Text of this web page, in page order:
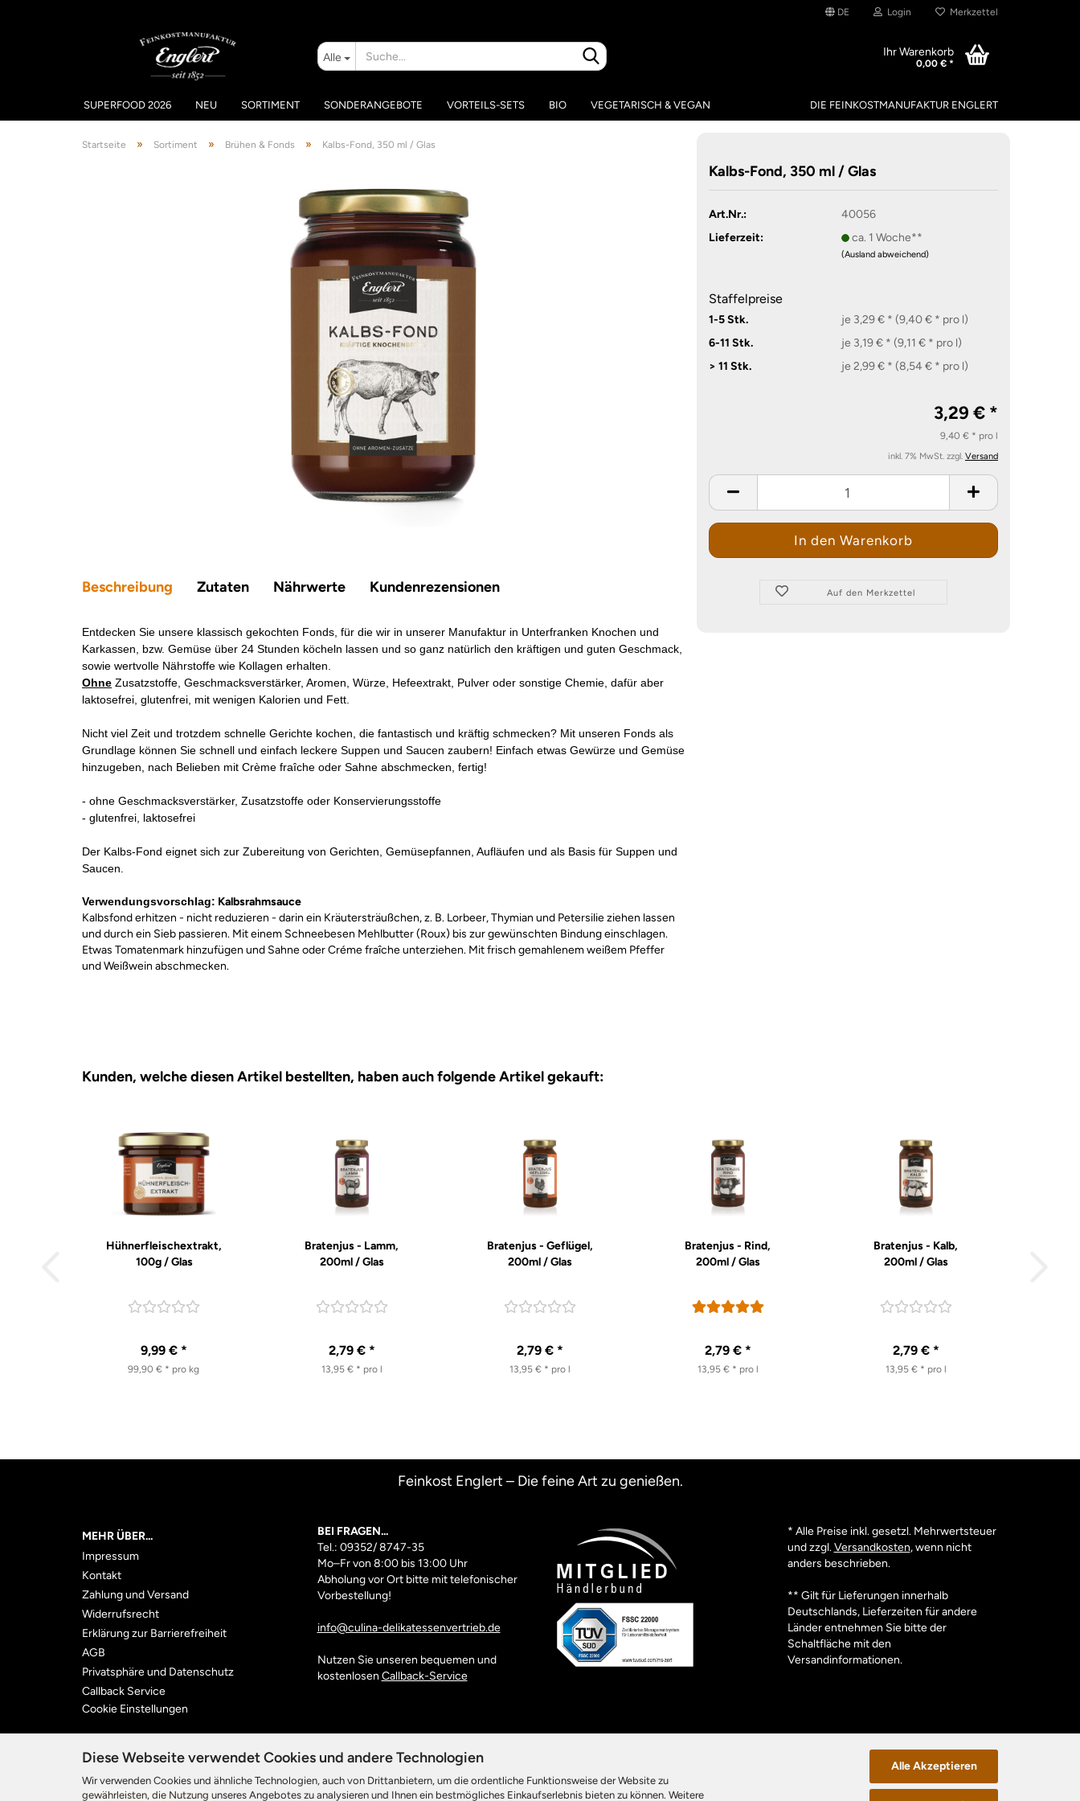
Diese Webseite verwendet Cookies und andere Technologien
Wir verwenden Cookies und ähnliche Technologien, auch von Drittanbietern, um die ordentliche Funktionsweise der Website zu
gewährleisten, die Nutzung unseres Angebotes zu analysieren und Ihnen ein bestmögliches Einkaufserlebnis bieten zu können. Weitere
Alle Akzeptieren
DE Login Merkzettel
Alle
Suche... Ihr Warenkorb
0,00 € *
SUPERFOOD 2026 NEU SORTIMENT SONDERANGEBOTE VORTEILS-SETS BIO VEGETARISCH & VEGAN DIE FEINKOSTMANUFAKTUR ENGLERT
Startseite » Sortiment » Brühen & Fonds » Kalbs-Fond, 350 ml / Glas
Kalbs-Fond, 350 ml / Glas
Art.Nr.:
40056
Lieferzeit:
ca. 1 Woche**
(Ausland abweichend)
Staffelpreise
1-5 Stk.
je 3,29 € * (9,40 € * pro l)
6-11 Stk.
je 3,19 € * (9,11 € * pro l)
> 11 Stk.
je 2,99 € * (8,54 € * pro l)
3,29 € *
9,40 € * pro l
inkl. 7% MwSt. zzgl. Versand
Auf den Merkzettel
Beschreibung Zutaten Nährwerte Kundenrezensionen
Entdecken Sie unsere klassisch gekochten Fonds, für die wir in unserer Manufaktur in Unterfranken Knochen und
Karkassen, bzw. Gemüse über 24 Stunden köcheln lassen und so ganz natürlich den kräftigen und guten Geschmack,
sowie wertvolle Nährstoffe wie Kollagen erhalten.
Ohne Zusatzstoffe, Geschmacksverstärker, Aromen, Würze, Hefeextrakt, Pulver oder sonstige Chemie, dafür aber
laktosefrei, glutenfrei, mit wenigen Kalorien und Fett.
Nicht viel Zeit und trotzdem schnelle Gerichte kochen, die fantastisch und kräftig schmecken? Mit unseren Fonds als
Grundlage können Sie schnell und einfach leckere Suppen und Saucen zaubern! Einfach etwas Gewürze und Gemüse
hinzugeben, nach Belieben mit Crème fraîche oder Sahne abschmecken, fertig!
- ohne Geschmacksverstärker, Zusatzstoffe oder Konservierungsstoffe
- glutenfrei, laktosefrei
Der Kalbs-Fond eignet sich zur Zubereitung von Gerichten, Gemüsepfannen, Aufläufen und als Basis für Suppen und
Saucen.
Verwendungsvorschlag: Kalbsrahmsauce
Kalbsfond erhitzen - nicht reduzieren - darin ein Kräutersträußchen, z. B. Lorbeer, Thymian und Petersilie ziehen lassen
und durch ein Sieb passieren. Mit einem Schneebesen Mehlbutter (Roux) bis zur gewünschten Bindung einschlagen.
Etwas Tomatenmark hinzufügen und Sahne oder Créme fraîche unterziehen. Mit frisch gemahlenem weißem Pfeffer
und Weißwein abschmecken.
Kunden, welche diesen Artikel bestellten, haben auch folgende Artikel gekauft:
Hühnerfleischextrakt,
100g / Glas
9,99 € *
99,90 € * pro kg
Bratenjus - Lamm,
200ml / Glas
2,79 € *
13,95 € * pro l
Bratenjus - Geflügel,
200ml / Glas
2,79 € *
13,95 € * pro l
Bratenjus - Rind,
200ml / Glas
2,79 € *
13,95 € * pro l
Bratenjus - Kalb,
200ml / Glas
2,79 € *
13,95 € * pro l
Feinkost Englert – Die feine Art zu genießen.
MEHR ÜBER...
Impressum
Kontakt
Zahlung und Versand
Widerrufsrecht
Erklärung zur Barrierefreiheit
AGB
Privatsphäre und Datenschutz
Callback Service
Cookie Einstellungen
BEI FRAGEN...
Tel.: 09352/ 8747-35
Mo–Frvon 8:00 bis 13:00 Uhr
Abholung vor Ort bitte mit telefonischer
Vorbestellung!
info@culina-delikatessenvertrieb.de
Nutzen Sie unseren bequemen und
kostenlosen Callback-Service
* Alle Preise inkl. gesetzl. Mehrwertsteuer
und zzgl.Versandkosten, wenn nicht
anders beschrieben.
** Gilt für Lieferungen innerhalb
Deutschlands, Lieferzeiten für andere
Länder entnehmen Sie bitte der
Schaltfläche mit den
Versandinformationen.